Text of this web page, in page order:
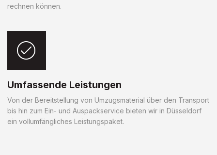
rechnen können.
Umfassende Leistungen
Von der Bereitstellung von Umzugsmaterial über den Transport
bis hin zum Ein- und Auspackservice bieten wir in Düsseldorf
ein vollumfängliches Leistungspaket.